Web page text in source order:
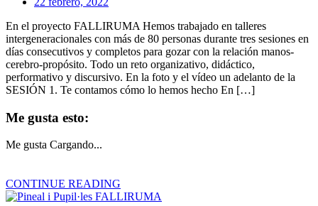
En el proyecto FALLIRUMA Hemos trabajado en talleres
intergeneracionales con más de 80 personas durante tres sesiones en
días consecutivos y completos para gozar con la relación manos-
cerebro-propósito. Todo un reto organizativo, didáctico,
performativo y discursivo. En la foto y el vídeo un adelanto de la
SESIÓN 1. Te contamos cómo lo hemos hecho En […]
Me gusta esto:
Me gusta Cargando...
CONTINUE READING